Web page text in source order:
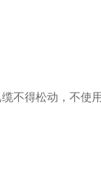
不得松动，不使